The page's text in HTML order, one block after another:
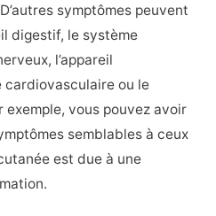
symptômes peuvent
digestif, le système
l’appareil
cardiovasculaire ou le
exemple, vous pouvez avoir
semblables à ceux
est due à une